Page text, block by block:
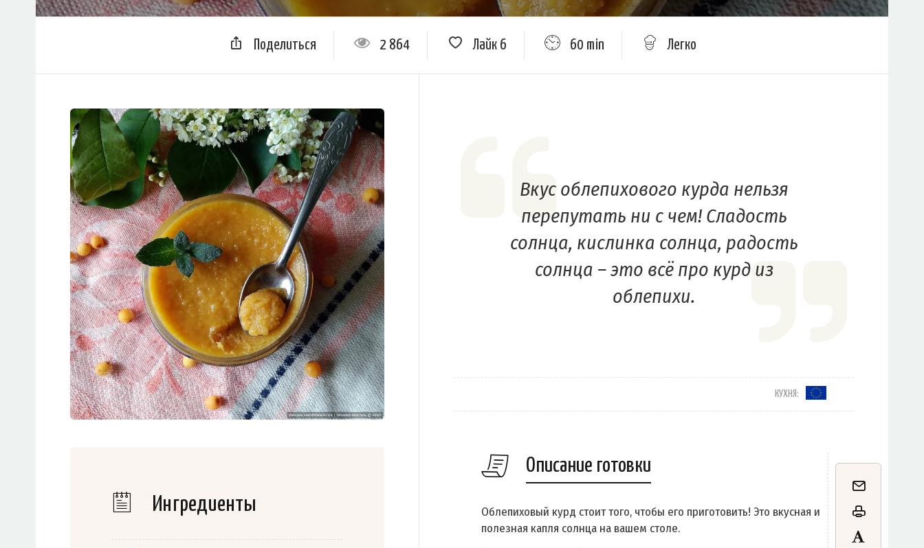
Поделиться 2 864 Лайк 6 60 min Легко
Ингредиенты
Вкус облепихового курда нельзя
перепутать ни с чем! Сладость
солнца, кислинка солнца, радость
солнца – это всё про курд из
облепихи.
КУХНЯ:
Описание готовки
Облепиховый курд стоит того, чтобы его приготовить! Это вкусная и
полезная капля солнца на вашем столе.